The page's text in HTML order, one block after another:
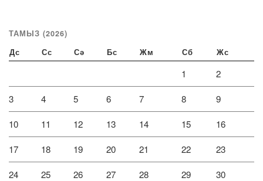
ТАМЫЗ (2026)
Дс Сс Сә Бс Жм Сб Жс
1 2
3 4 5 6 7 8 9
10 11 12 13 14 15 16
17 18 19 20 21 22 23
24 25 26 27 28 29 30